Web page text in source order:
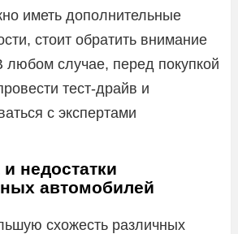
иметь дополнительные
стоит обратить внимание
любом случае, перед покупкой
тест-драйв и
с экспертами
недостатки
автомобилей
схожесть различных